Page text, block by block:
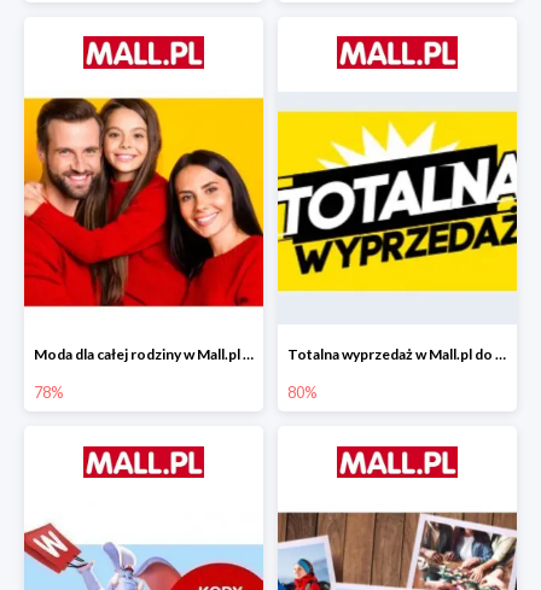
Moda dla całej rodziny w Mall.pl do -78%
78%
Totalna wyprzedaż w Mall.pl do -80%
80%